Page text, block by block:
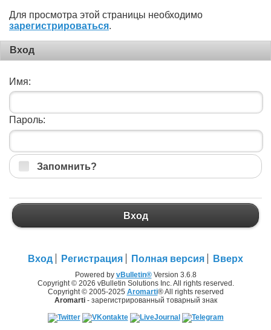
Для просмотра этой страницы необходимо
зарегистрироваться.
Вход
Имя:
Пароль:
Запомнить?
Вход
Вход Регистрация Полная версия Вверх
Powered by vBulletin®Version 3.6.8
Copyright © 2026 vBulletin Solutions Inc. All rights reserved.
Copyright © 2005-2025 Aromarti® All rights reserved
Aromarti- зарегистрированный товарный знак